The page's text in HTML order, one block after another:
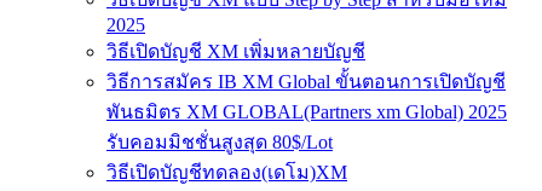
2025
วิธีเปิดบัญชี XM เพิ่มหลายบัญชี
วิธีการสมัคร IB XM Global ขั้นตอนการเปิดบัญชี
พันธมิตร XM GLOBAL(Partners xm Global) 2025
รับคอมมิชชั่นสูงสุด 80$/Lot
วิธีเปิดบัญชีทดลอง(เดโม)XM